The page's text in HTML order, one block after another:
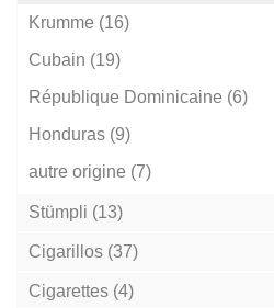
Krumme (16)
Cubain (19)
République Dominicaine (6)
Honduras (9)
autre origine (7)
Stümpli (13)
Cigarillos (37)
Cigarettes (4)